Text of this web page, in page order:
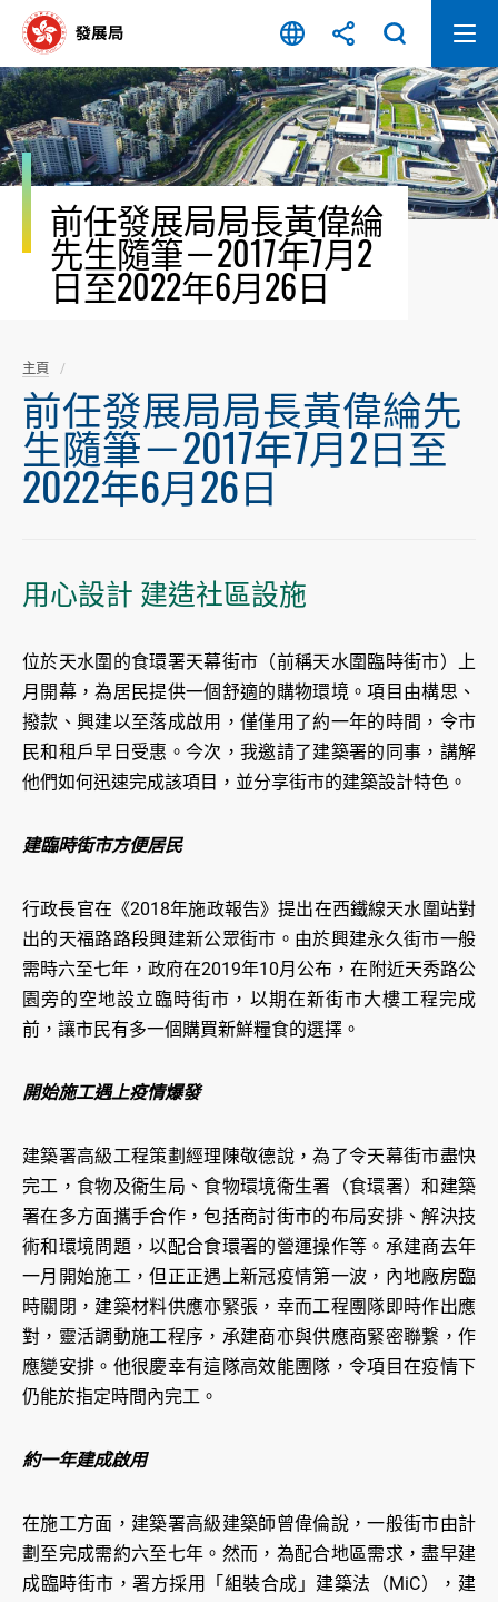
容
開
始
前任發展局局長黃偉綸
先生隨筆－2017年7月2
日至2022年6月26日
主頁
前任發展局局長黃偉綸先
生隨筆－2017年7月2日至
2022年6月26日
用心設計 建造社區設施
位於天水圍的食環署天幕街市（前稱天水圍臨時街市）上
月開幕，為居民提供一個舒適的購物環境。項目由構思、
撥款、興建以至落成啟用，僅僅用了約一年的時間，令市
民和租戶早日受惠。今次，我邀請了建築署的同事，講解
他們如何迅速完成該項目，並分享街市的建築設計特色。
建臨時街市方便居民
行政長官在《2018年施政報告》提出在西鐵線天水圍站對
出的天福路路段興建新公眾街市。由於興建永久街市一般
需時六至七年，政府在2019年10月公布，在附近天秀路公
園旁的空地設立臨時街市，以期在新街市大樓工程完成
前，讓市民有多一個購買新鮮糧食的選擇。
開始施工遇上疫情爆發
建築署高級工程策劃經理陳敬德說，為了令天幕街市盡快
完工，食物及衞生局、食物環境衞生署（食環署）和建築
署在多方面攜手合作，包括商討街市的布局安排、解決技
術和環境問題，以配合食環署的營運操作等。承建商去年
一月開始施工，但正正遇上新冠疫情第一波，內地廠房臨
時關閉，建築材料供應亦緊張，幸而工程團隊即時作出應
對，靈活調動施工程序，承建商亦與供應商緊密聯繋，作
應變安排。他很慶幸有這隊高效能團隊，令項目在疫情下
仍能於指定時間內完工。
約一年建成啟用
在施工方面，建築署高級建築師曾偉倫說，一般街市由計
劃至完成需約六至七年。然而，為配合地區需求，盡早建
成臨時街市，署方採用「組裝合成」建築法（MiC），建